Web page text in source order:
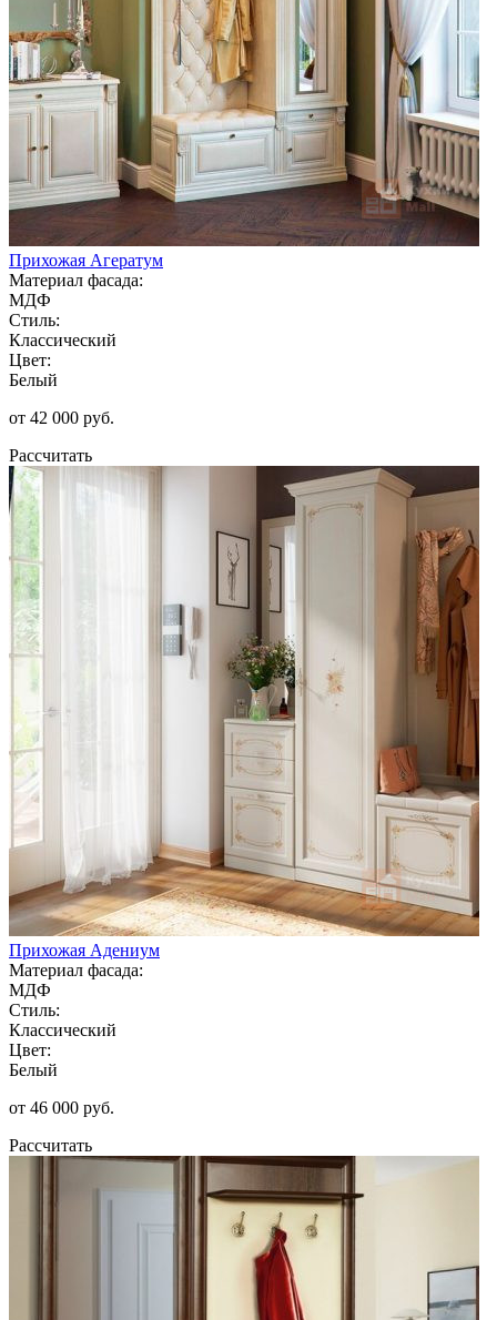
Прихожая Агератум
Материал фасада:
МДФ
Стиль:
Классический
Цвет:
Белый
от 42 000 руб.
Рассчитать
Прихожая Адениум
Материал фасада:
МДФ
Стиль:
Классический
Цвет:
Белый
от 46 000 руб.
Рассчитать